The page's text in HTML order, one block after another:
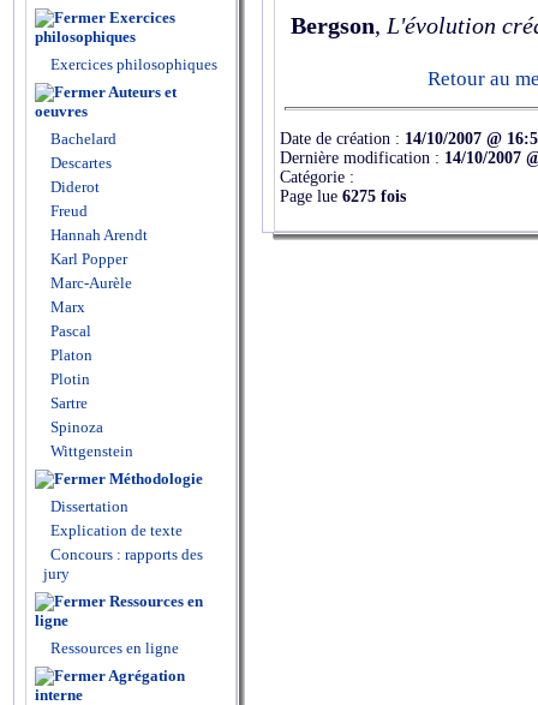
Exercices
philosophiques
Exercices philosophiques
Auteurs et
oeuvres
Bachelard
Descartes
Diderot
Freud
Hannah Arendt
Karl Popper
Marc-Aurèle
Marx
Pascal
Platon
Plotin
Sartre
Spinoza
Wittgenstein
Méthodologie
Dissertation
Explication de texte
Concours : rapports des
jury
Ressources en
ligne
Ressources en ligne
Agrégation
interne
Bergson, L'évolution
Retour au
Date de création : 14/10/2007 @
Dernière modification : 14/10/2007
Catégorie :
Page lue 6275 fois